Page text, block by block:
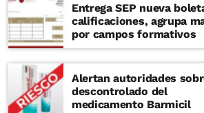
Entrega SEP nueva
calificaciones, agrupa
por campos formativos
Alertan autoridades
descontrolado del
medicamento Barmicil